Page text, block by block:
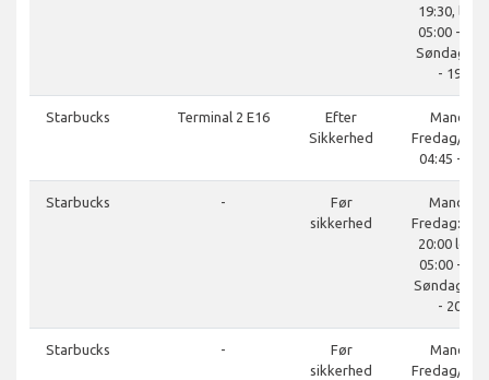
19:30,
05:00 -
Søndag
- 19:30
Starbucks Terminal 2 E16
Efter
Sikkerhed
Mandag-
Fredag/
04:45 -
Starbucks -
Før
sikkerhed
Mandag -
Fredag:
20:00
05:00 -
Søndag:
- 20:00
Starbucks -
Før
sikkerhed
Mandag-
Fredag/